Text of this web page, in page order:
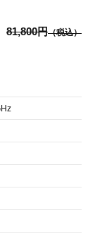
81,800円